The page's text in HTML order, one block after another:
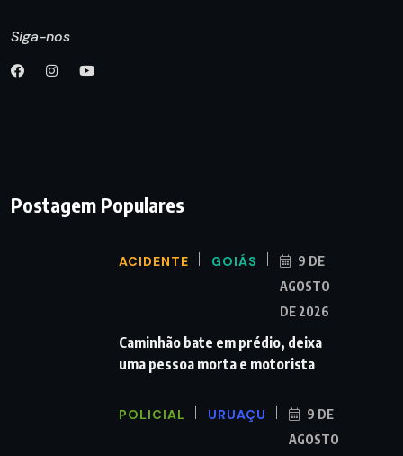
Siga-nos
Postagem Populares
ACIDENTE GOIÁS
9 DE
AGOSTO
DE 2026
Caminhão bate em prédio, deixa
uma pessoa morta e motorista
POLICIAL URUAÇU
9 DE
AGOSTO